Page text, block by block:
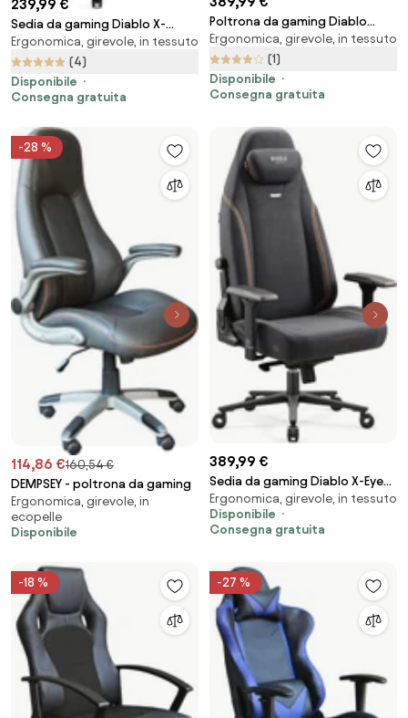
239,99 €
Sedia da gaming Diablo X-
Player 2.0 In Materiale King Size:
Cremisi-Antracite
Ergonomica, girevole, in tessuto
(4)
Disponibile
Consegna gratuita
Poltrona da gaming Diablo
X.Eye Prime, Normal Size, Gothic
Green
Ergonomica, girevole, in tessuto
(1)
Disponibile
Consegna gratuita
-28 %
114,86 €160,54 €
DEMPSEY - poltrona da gaming
Ergonomica, girevole, in
ecopelle
Disponibile
389,99 €
Sedia da gaming Diablo X-Eye
2.0 Normal Size: Soft Black
Ergonomica, girevole, in tessuto
Disponibile
Consegna gratuita
-18 % -27 %